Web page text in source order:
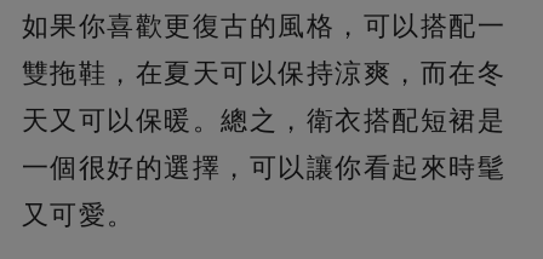
如果你喜歡更復古的風格，可以搭配一
雙拖鞋，在夏天可以保持涼爽，而在冬
天又可以保暖。總之，衛衣搭配短裙是
一個很好的選擇，可以讓你看起來時髦
又可愛。